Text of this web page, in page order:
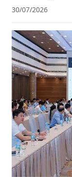
30/07/2026